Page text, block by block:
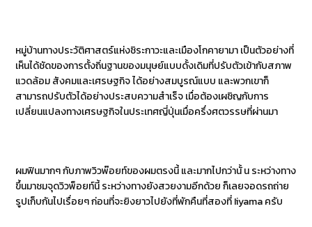
หมู่บ้านทางประวัติศาสตร์แห่งชิระกาวะและเมืองโกคายามา เป็นตัวอย่างที่
เห็นได้ชัดของการตั้งถิ่นฐานของมนุษย์แบบดั้งเดิมที่ปรับตัวเข้ากับสภาพ
แวดล้อม สังคมและเศรษฐกิจ ได้อย่างสมบูรณ์แบบ และพวกเขาก็
สามารถปรับตัวได้อย่างประสบความสำเร็จ เมื่อต้องเผชิญกับการ
เปลี่ยนแปลงทางเศรษฐกิจในประเทศญี่ปุ่นเมื่อครึ่งศตวรรษที่ผ่านมา
ผมฟินมากๆ กับภาพวิวพ๊อยท์ของผมตรงนี้ และมากไปกว่านั้ น ระหว่างทาง
ขึ้นมาชมจุดวิวพ็อยท์นี้ ระหว่างทางยังสวยงามอีกด้วย ก็เลยจอดรถถ่าย
รูปเก็บกันไปเรื่อยๆ ก่อนที่จะยิงยาวไปยังที่พักคืนที่สองที่ Iiyama ครับ